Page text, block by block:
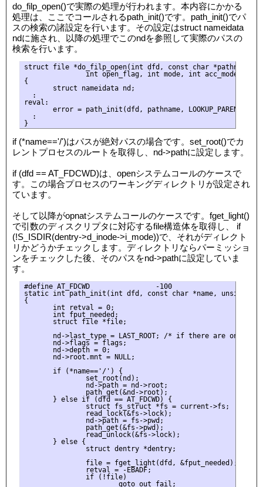
do_filp_open()で実際の処理が行われます。本内容にかかる
処理は、ここでコールされるpath_init()です。path_init()でパ
スの検索の諸設定を行います。その設定はstruct nameidata
ndに施され、以降の処理でこのndを参照して実際のパスの
検索を行います。
struct file *do_filp_open(int dfd, const char *pathname,
               int open_flag, int mode, int acc_mode)
{
       struct nameidata nd;
  :
reval:
error = path_init(dfd, pathname, LOOKUP_PARENT,
  :
if (*name=='/')はパスが絶対パスの場合です。set_root()でカ
レントプロセスのルートを取得し、nd->pathに設定します。
if (dfd == AT_FDCWD)は、openシステムコールのケースで
す。この場合プロセスのワーキングディレクトリが設定され
ています。
そして以降がopnatシステムコールのケースです。fget_light()
で引数のディスクリプタに対応するfile構造体を取得し、 if
(!S_ISDIR(dentry->d_inode->i_mode))で、それがディレクト
リかどうかチェックします。ディレクトリならパーミッショ
ンをチェックした後、そのパスをnd->pathに設定していま
す。
#define AT_FDCWD                -100
static int path_init(int dfd, const char *name, unsigned
{
       int retval = 0;
       int fput_needed;
       struct file *file;
nd->last_type = LAST_ROOT; /* if there are only
       nd->flags = flags;
       nd->depth = 0;
       nd->root.mnt = NULL;
       if (*name=='/') {
               set_root(nd);
               nd->path = nd->root;
               path_get(&nd->root);
       } else if (dfd == AT_FDCWD) {
               struct fs_struct *fs = current->fs;
               read_lock(&fs->lock);
               nd->path = fs->pwd;
               path_get(&fs->pwd);
               read_unlock(&fs->lock);
       } else {
               struct dentry *dentry;
               file = fget_light(dfd, &fput_needed);
               retval = -EBADF;
               if (!file)
                       goto out_fail;